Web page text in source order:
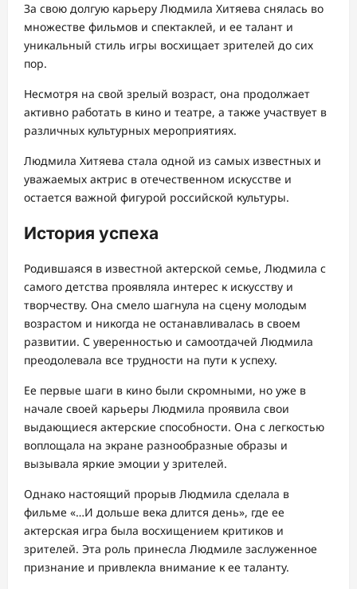
За свою долгую карьеру Людмила Хитяева снялась во
множестве фильмов и спектаклей, и ее талант и
уникальный стиль игры восхищает зрителей до сих
пор.
Несмотря на свой зрелый возраст, она продолжает
активно работать в кино и театре, а также участвует в
различных культурных мероприятиях.
Людмила Хитяева стала одной из самых известных и
уважаемых актрис в отечественном искусстве и
остается важной фигурой российской культуры.
История успеха
Родившаяся в известной актерской семье, Людмила с
самого детства проявляла интерес к искусству и
творчеству. Она смело шагнула на сцену молодым
возрастом и никогда не останавливалась в своем
развитии. С уверенностью и самоотдачей Людмила
преодолевала все трудности на пути к успеху.
Ее первые шаги в кино были скромными, но уже в
начале своей карьеры Людмила проявила свои
выдающиеся актерские способности. Она с легкостью
воплощала на экране разнообразные образы и
вызывала яркие эмоции у зрителей.
Однако настоящий прорыв Людмила сделала в
фильме «…И дольше века длится день», где ее
актерская игра была восхищением критиков и
зрителей. Эта роль принесла Людмиле заслуженное
признание и привлекла внимание к ее таланту.